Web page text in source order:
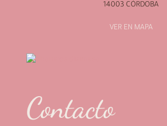
14003 CÓRDOBA
VER EN MAPA
Contacto